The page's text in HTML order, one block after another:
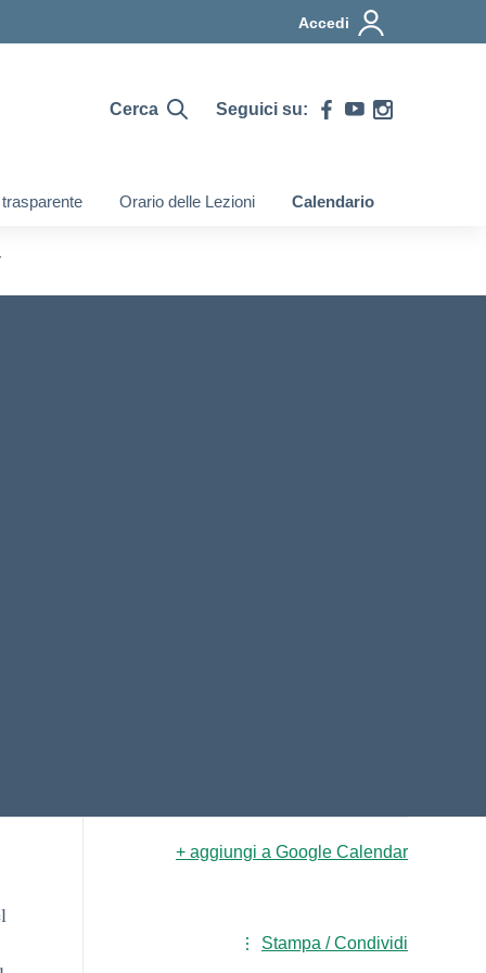
Accedi
Cerca Seguici su:
Orario delle Lezioni Calendario
+ aggiungi a Google Calendar
Stampa / Condividi